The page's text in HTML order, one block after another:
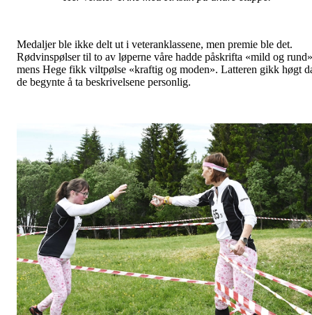
Medaljer ble ikke delt ut i veteranklassene, men premie ble det.
Rødvinspølser til to av løperne våre hadde påskrifta «mild og
mens Hege fikk viltpølse «kraftig og moden». Latteren gikk høgt
de begynte å ta beskrivelsene personlig.